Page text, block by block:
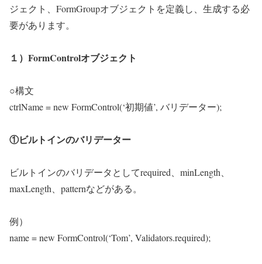
ジェクト、FormGroupオブジェクトを定義し、生成する必
要があります。
１）FormControlオブジェクト
○構文
ctrlName = new FormControl(‘初期値’, バリデーター);
①ビルトインのバリデーター
ビルトインのバリデータとしてrequired、minLength、
maxLength、patternなどがある。
例）
name = new FormControl(‘Tom’, Validators.required);